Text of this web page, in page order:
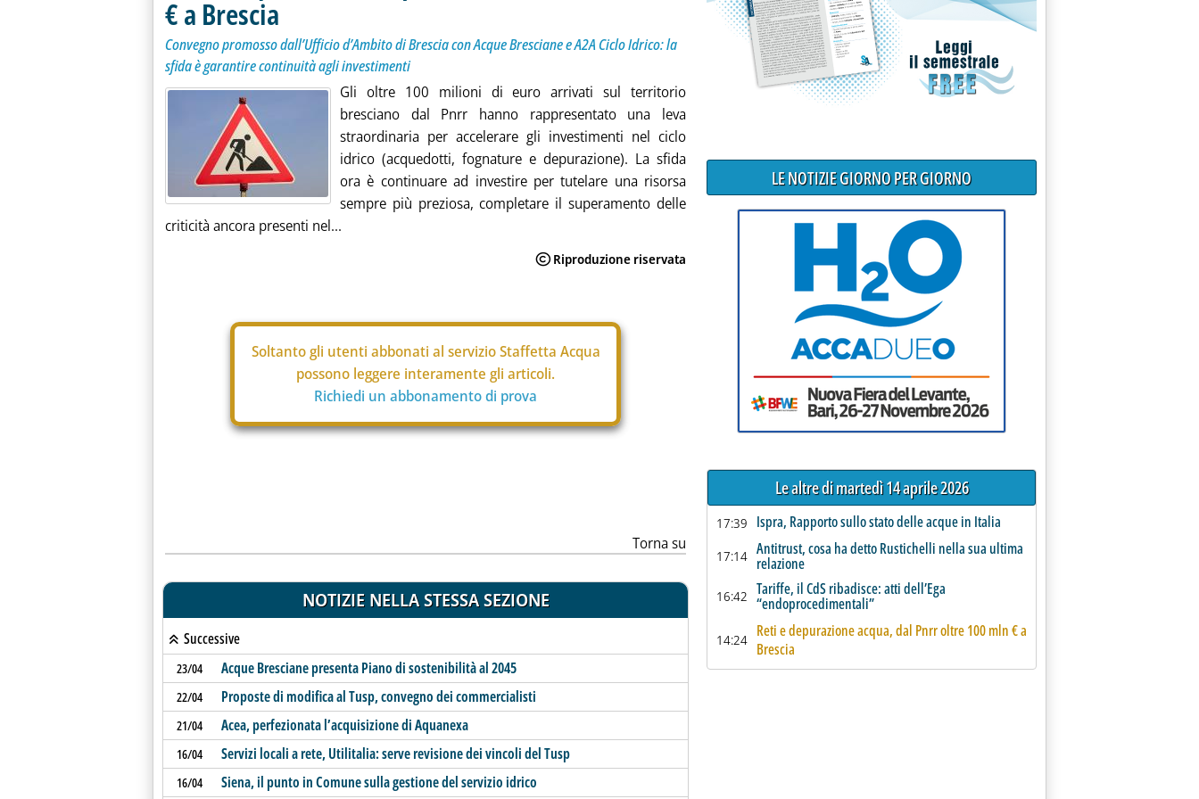
€ a Brescia
Convegno promosso dall’Ufficio d’Ambito di Brescia con Acque Bresciane e A2A Ciclo Idrico: la
sfida è garantire continuità agli investimenti
Gli oltre 100 milioni di euro arrivati sul territorio
bresciano dal Pnrr hanno rappresentato una leva
straordinaria per accelerare gli investimenti nel ciclo
idrico (acquedotti, fognature e depurazione). La sfida
ora è continuare ad investire per tutelare una risorsa
sempre più preziosa, completare il superamento delle
criticità ancora presenti nel...
Soltanto gli utenti abbonati al servizio Staffetta Acqua
possono leggere interamente gli articoli.
Richiedi un abbonamento di prova
Torna su
NOTIZIE NELLA STESSA SEZIONE
Successive
23/04 Acque Bresciane presenta Piano di sostenibilità al 2045
22/04 Proposte di modifica al Tusp, convegno dei commercialisti
21/04 Acea, perfezionata l’acquisizione di Aquanexa
16/04 Servizi locali a rete, Utilitalia: serve revisione dei vincoli del Tusp
16/04 Siena, il punto in Comune sulla gestione del servizio idrico
LE NOTIZIE GIORNO PER GIORNO
Le altre di martedì 14 aprile 2026
17:39 Ispra, Rapporto sullo stato delle acque in Italia
17:14 Antitrust, cosa ha detto Rustichelli nella sua ultima
relazione
16:42 Tariffe, il CdS ribadisce: atti dell’Ega
“endoprocedimentali”
14:24 Reti e depurazione acqua, dal Pnrr oltre 100 mln € a
Brescia